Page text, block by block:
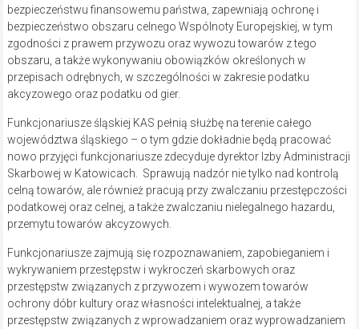
bezpieczeństwu finansowemu państwa, zapewniają ochronę i
bezpieczeństwo obszaru celnego Wspólnoty Europejskiej, w tym
zgodności z prawem przywozu oraz wywozu towarów z tego
obszaru, a także wykonywaniu obowiązków określonych w
przepisach odrębnych, w szczególności w zakresie podatku
akcyzowego oraz podatku od gier.
Funkcjonariusze śląskiej KAS pełnią służbę na terenie całego
województwa śląskiego – o tym gdzie dokładnie będą pracować
nowo przyjęci funkcjonariusze zdecyduje dyrektor Izby Administracji
Skarbowej w Katowicach. Sprawują nadzór nie tylko nad kontrolą
celną towarów, ale również pracują przy zwalczaniu przestępczości
podatkowej oraz celnej, a także zwalczaniu nielegalnego hazardu,
przemytu towarów akcyzowych.
Funkcjonariusze zajmują się rozpoznawaniem, zapobieganiem i
wykrywaniem przestępstw i wykroczeń skarbowych oraz
przestępstw związanych z przywozem i wywozem towarów
ochrony dóbr kultury oraz własności intelektualnej, a także
przestępstw związanych z wprowadzaniem oraz wyprowadzaniem